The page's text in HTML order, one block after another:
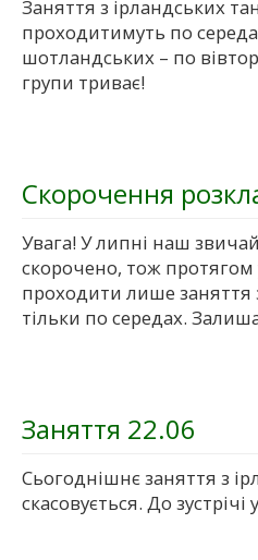
Заняття з ірландських
проходитимуть по
шотландських – по
групи триває!
Скорочення
Увага! У липні наш
скорочено, тож протягом
проходити лише заняття
тільки по середах.
Заняття 22.06
Сьогоднішнє заняття з
скасовується. До зустрічі